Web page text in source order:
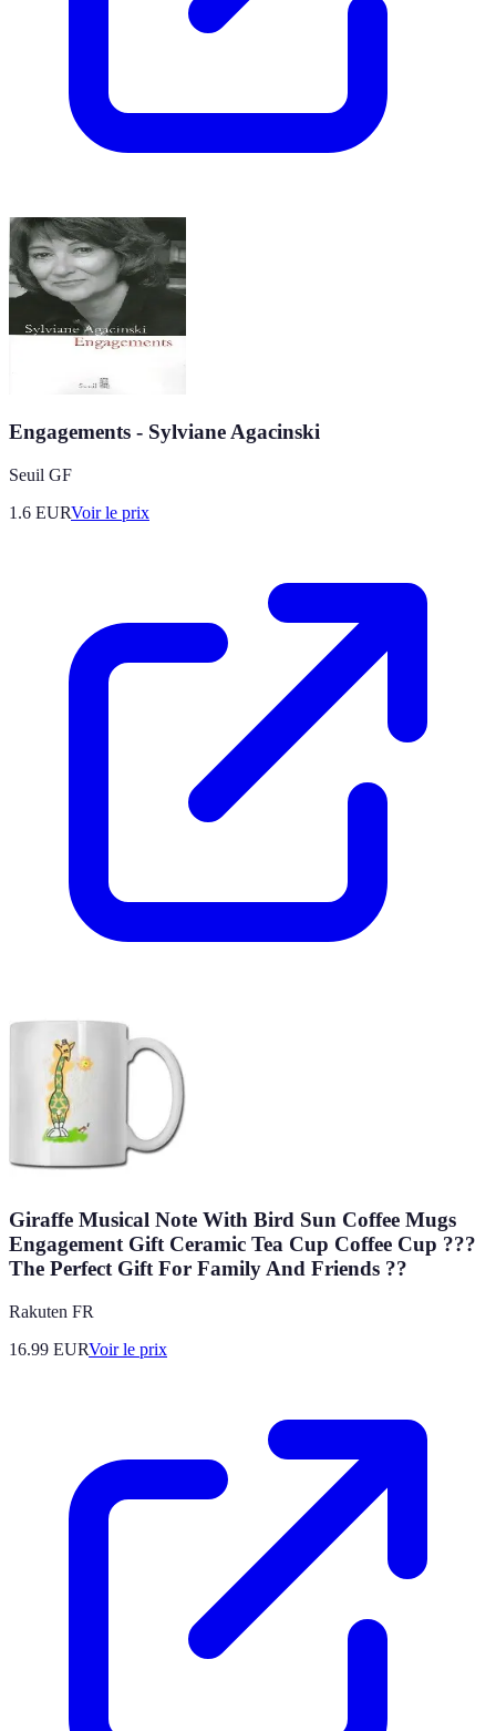
Engagements - Sylviane Agacinski
Seuil GF
1.6 EURVoir le prix
Giraffe Musical Note With Bird Sun Coffee Mugs
Engagement Gift Ceramic Tea Cup Coffee Cup ???
The Perfect Gift For Family And Friends ??
Rakuten FR
16.99 EURVoir le prix